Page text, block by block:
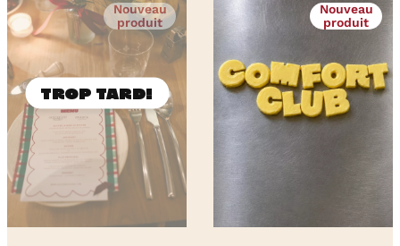
Nouveau
produit
Nouveau
produit